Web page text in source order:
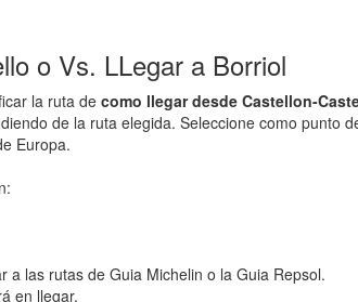
o Vs. LLegar a Borriol
la ruta de como llegar desde Castellon-
de la ruta elegida. Seleccione como punto
Europa.
las rutas de Guia Michelin o la Guia Repsol.
en llegar.